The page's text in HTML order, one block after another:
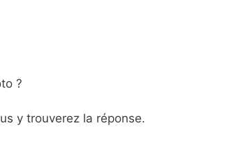
?
y trouverez la réponse.